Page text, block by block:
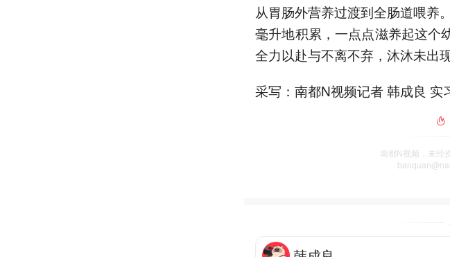
从胃肠外营养过渡到全肠道喂养
毫升地积累，一点点滋养起这个
全力以赴与不离不弃，沐沐未出
采写：南都N视频记者 韩成良 实
南都N视频，未经